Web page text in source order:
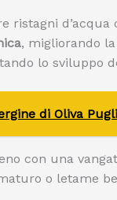
ristagni
, migliorando
lo sviluppo
di Oliva
con una
o letame